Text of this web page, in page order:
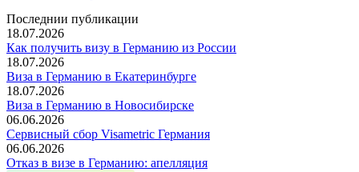
Последнии публикации
18.07.2026
Как получить визу в Германию из России
18.07.2026
Виза в Германию в Екатеринбурге
18.07.2026
Виза в Германию в Новосибирске
06.06.2026
Сервисный сбор Visametric Германия
06.06.2026
Отказ в визе в Германию: апелляция